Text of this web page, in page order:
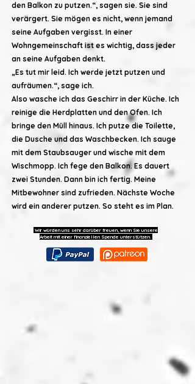
den Balkon zu putzen.“, sagen sie. Sie sind
verärgert. Sie mögen es nicht, wenn jemand
seine Aufgaben vergisst. In einer
Wohngemeinschaft ist es wichtig, dass jeder
an seine Aufgaben denkt.
„Es tut mir leid. Ich werde jetzt putzen und
aufräumen.“, sage ich.
Also wasche ich das Geschirr in der Küche. Ich
reinige die Herdplatten und den Ofen. Ich
bringe den Müll hinaus. Ich putze die Toilette,
die Dusche und das Waschbecken. Ich sauge
mit dem Staubsauger und wische mit dem
Wischmopp. Ich fege den Balkon. Es dauert
zwei Stunden. Dann bin ich fertig. Meine
Mitbewohner sind zufrieden. Nächste Woche
wird ein anderer putzen. So steht es im Plan.
Wir würden uns sehr darüber freuen, wenn Sie unsere
Arbeit mit einer finanziellen Spende unterstützen.